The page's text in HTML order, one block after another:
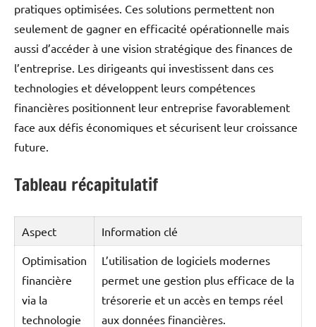
pratiques optimisées. Ces solutions permettent non
seulement de gagner en efficacité opérationnelle mais
aussi d’accéder à une vision stratégique des finances de
l’entreprise. Les dirigeants qui investissent dans ces
technologies et développent leurs compétences
financières positionnent leur entreprise favorablement
face aux défis économiques et sécurisent leur croissance
future.
Tableau récapitulatif
Aspect Information clé
Optimisation
financière
via la
technologie
L’utilisation de logiciels modernes
permet une gestion plus efficace de la
trésorerie et un accès en temps réel
aux données financières.